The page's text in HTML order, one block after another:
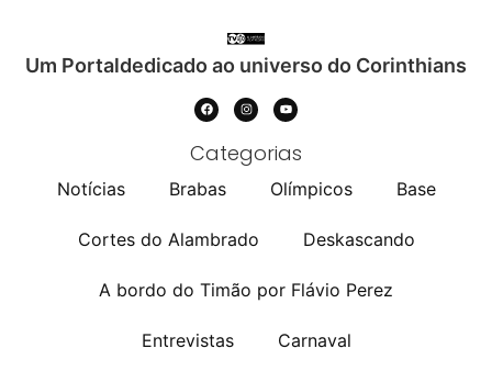
Um Portaldedicado ao universo do Corinthians
Categorias
Notícias Brabas Olímpicos Base
Cortes do Alambrado Deskascando
A bordo do Timão por Flávio Perez
Entrevistas Carnaval